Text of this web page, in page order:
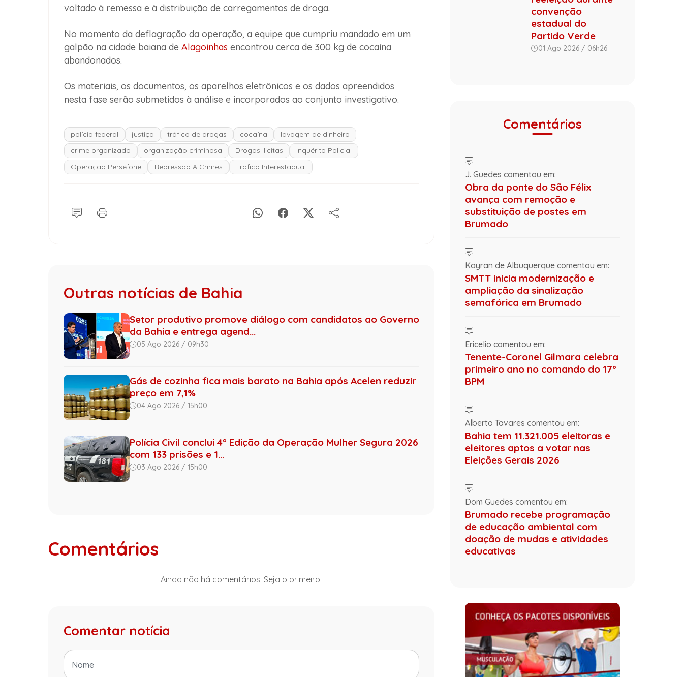
voltado à remessa e à distribuição de carregamentos de droga.
No momento da deflagração da operação, a equipe que cumpriu mandado em um
galpão na cidade baiana de Alagoinhas encontrou cerca de 300 kg de cocaína
abandonados.
Os materiais, os documentos, os aparelhos eletrônicos e os dados apreendidos
nesta fase serão submetidos à análise e incorporados ao conjunto investigativo.
polícia federal justiça tráfico de drogas cocaína
lavagem de dinheiro
crime organizado
organização criminosa Drogas Ilicitas
Inquérito Policial
Operação Perséfone
Repressão A Crimes Trafico Interestadual
Outras notícias de Bahia
Setor produtivo promove diálogo com candidatos ao Governo
da Bahia e entrega agend...
05 Ago 2026 / 09h30
Gás de cozinha fica mais barato na Bahia após Acelen reduzir
preço em 7,1%
04 Ago 2026 / 15h00
Polícia Civil conclui 4ª Edição da Operação Mulher Segura 2026
com 133 prisões e 1...
03 Ago 2026 / 15h00
Comentários
Ainda não há comentários. Seja o primeiro!
Comentar notícia
convenção
estadual do
Partido Verde
01 Ago 2026 / 06h26
Comentários
J. Guedes comentou em:
Obra da ponte do São Félix
avança com remoção e
substituição de postes em
Brumado
Kayran de Albuquerque comentou em:
SMTT inicia modernização e
ampliação da sinalização
semafórica em Brumado
Ericelio comentou em:
Tenente-Coronel Gilmara celebra
primeiro ano no comando do 17º
BPM
Alberto Tavares comentou em:
Bahia tem 11.321.005 eleitoras e
eleitores aptos a votar nas
Eleições Gerais 2026
Dom Guedes comentou em:
Brumado recebe programação
de educação ambiental com
doação de mudas e atividades
educativas